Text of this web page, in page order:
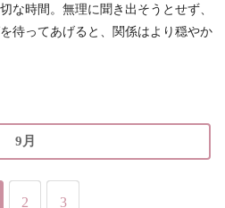
な時間。無理に聞き出そうとせず、
待ってあげると、関係はより穏やか
9月
2 3